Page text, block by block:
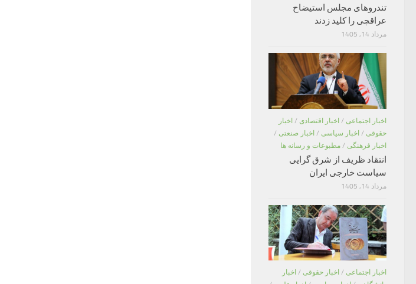
تندروهای مجلس استیضاح
عراقچی را کلید زدند
مرداد 14, 1405
اخبار اجتماعی / اخبار اقتصادی / اخبار
حقوقی / اخبار سیاسی / اخبار صنعتی /
اخبار فرهنگی / مطبوعات و رسانه ها
انتقاد ظریف از شرق گرایی
سیاست خارجی ایران
مرداد 14, 1405
اخبار اجتماعی / اخبار حقوقی / اخبار